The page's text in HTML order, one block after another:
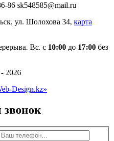
86 sk548585@mail.ru
ул. Шолохова 34, карта
Вс. с 10:00 до 17:00 без
2026
Design.kz»
звонок